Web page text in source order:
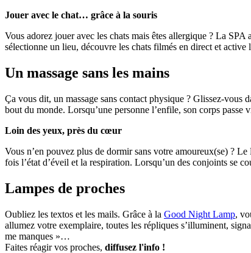
Jouer avec le chat… grâce à la souris
Vous adorez jouer avec les chats mais êtes allergique ? La
sélectionne un lieu, découvre les chats filmés en direct et
Un massage sans les mains
Ça vous dit, un massage sans contact physique ? Glissez-vous
bout du monde. Lorsqu’une personne l’enfile, son corps
Loin des yeux, près du cœur
Vous n’en pouvez plus de dormir sans votre amoureux(se) ?
fois l’état d’éveil et la respiration. Lorsqu’un des conjoints se
Lampes de proches
Oubliez les textos et les mails. Grâce à la Good Night Lamp,
allumez votre exemplaire, toutes les répliques s’illuminent,
me manques »…
Faites réagir vos proches, diffusez l'info !